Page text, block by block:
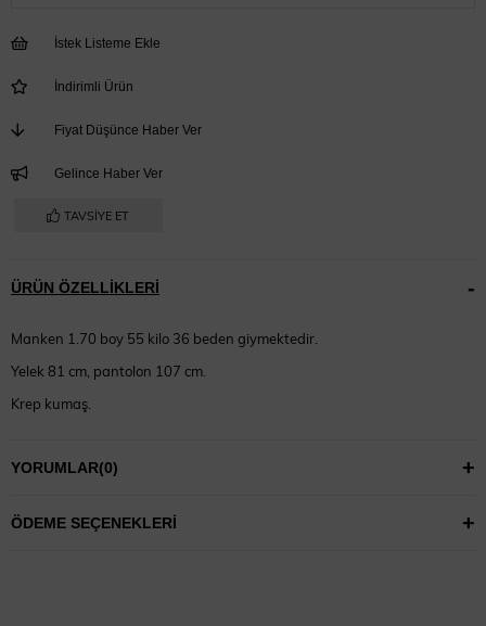
İstek Listeme Ekle
İndirimli Ürün
Fiyat Düşünce Haber Ver
Gelince Haber Ver
TAVSIYE ET
ÜRÜN ÖZELLIKLERI
Manken 1.70 boy 55 kilo 36 beden giymektedir.
Yelek 81 cm, pantolon 107 cm.
Krep kumaş.
YORUMLAR(0)
ÖDEME SEÇENEKLERI